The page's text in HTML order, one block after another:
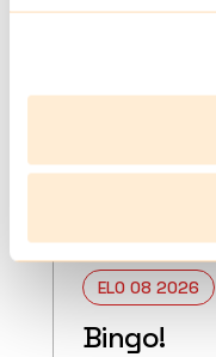
ELO 08 2026
Bingo!